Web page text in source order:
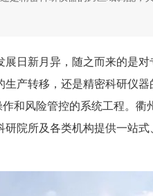
日新月异，随之而来的是
产转移，还是精密科研仪
和风险管控的系统工程。
院所及各类机构提供一站